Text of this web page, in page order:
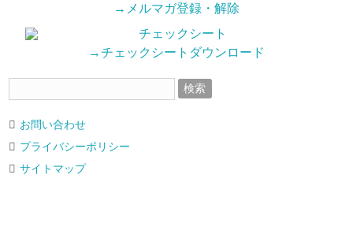
→メルマガ登録・解除
→チェックシートダウンロード
お問い合わせ
プライバシーポリシー
サイトマップ